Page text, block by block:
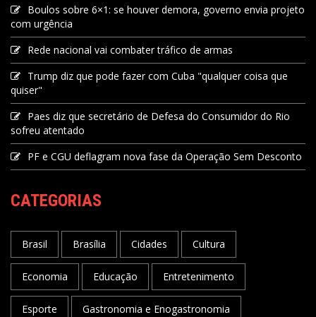
Boulos sobre 6×1: se houver demora, governo envia projeto
com urgência
Rede nacional vai combater tráfico de armas
Trump diz que pode fazer com Cuba "qualquer coisa que
quiser"
Paes diz que secretário de Defesa do Consumidor do Rio
sofreu atentado
PF e CGU deflagram nova fase da Operação Sem Desconto
CATEGORIAS
Brasil Brasília Cidades Cultura
Economia Educação Entretenimento
Esporte Gastronomia e Enogastronomia